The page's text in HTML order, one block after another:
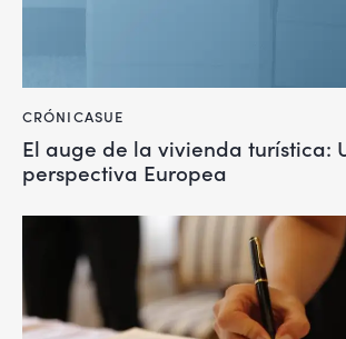
CRÓNICASUE
El auge de la vivienda turística:
perspectiva Europea